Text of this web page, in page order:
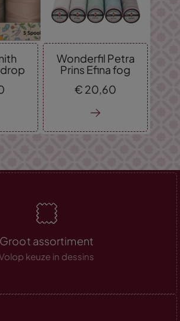
Wonderfil Petra
Prins Efina fog
€ 20, 60
Groot assortiment
keuze in dessins